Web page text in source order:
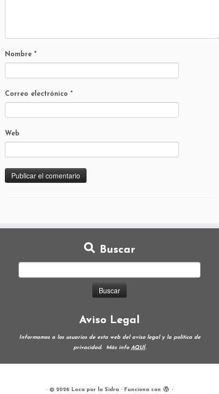
Nombre *
Correo electrónico *
Web
Buscar
Aviso Legal
Informamos a los usuarios de esta web del aviso legal y la política de
privacidad.
Más info AQUÍ.
· © 2026 Loca por la Sidra · Funciona con ·